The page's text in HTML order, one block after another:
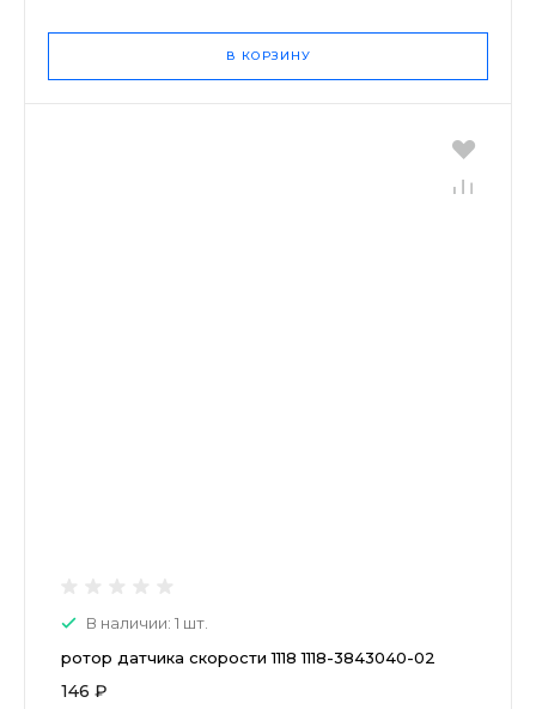
В КОРЗИНУ
В наличии: 1 шт.
ротор датчика скорости 1118 1118-3843040-02
146 ₽